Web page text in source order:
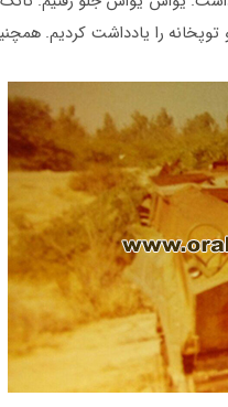
داشتند. همان شب اطلاعات حدود 16 گردان و توپخانه را یادداشت